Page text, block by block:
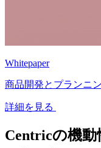
Whitepaper
商品開発とプランニ
詳細を見る
Centricの機